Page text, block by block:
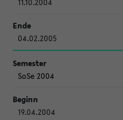
04.02.2005
SoSe 2004
19.04.2004